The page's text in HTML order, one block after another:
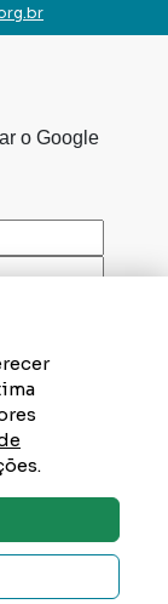
Aqui
o Google